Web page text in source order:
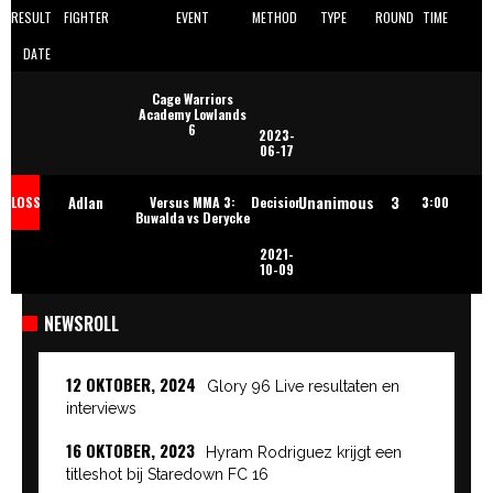
RESULT FIGHTER EVENT METHOD TYPE ROUND TIME
DATE
Cage Warriors
Academy Lowlands
6
2023-
06-17
LOSS Adlan
Versus MMA 3:
Buwalda vs Derycke
DecisionUnanimous 3 3:00
2021-
10-09
NEWSROLL
12 OKTOBER, 2024
Glory 96 Live resultaten en
interviews
16 OKTOBER, 2023
Hyram Rodriguez krijgt een
titleshot bij Staredown FC 16